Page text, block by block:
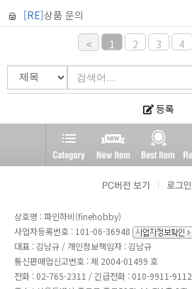
[RE]상품 문의
< 1 2 3 4
등록
상호명 : 파인하비(finehobby)
사업자등록번호 : 101-06-36948
대표 : 김남규 / 개인정보책임자 : 김남규
통신판매업신고번호 : 제 2004-01499 호
전화 : 02-765-2311 / 긴급전화 : 010-9911-9112